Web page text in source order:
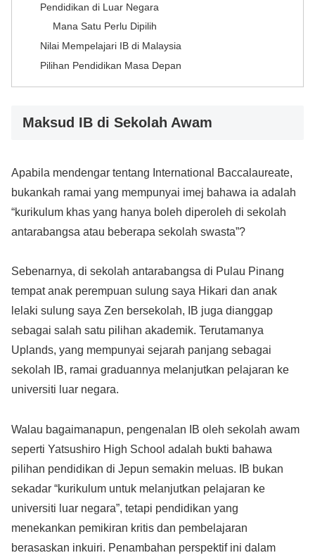
Pendidikan di Luar Negara
Mana Satu Perlu Dipilih
Nilai Mempelajari IB di Malaysia
Pilihan Pendidikan Masa Depan
Maksud IB di Sekolah Awam
Apabila mendengar tentang International Baccalaureate,
bukankah ramai yang mempunyai imej bahawa ia adalah
“kurikulum khas yang hanya boleh diperoleh di sekolah
antarabangsa atau beberapa sekolah swasta”?
Sebenarnya, di sekolah antarabangsa di Pulau Pinang
tempat anak perempuan sulung saya Hikari dan anak
lelaki sulung saya Zen bersekolah, IB juga dianggap
sebagai salah satu pilihan akademik. Terutamanya
Uplands, yang mempunyai sejarah panjang sebagai
sekolah IB, ramai graduannya melanjutkan pelajaran ke
universiti luar negara.
Walau bagaimanapun, pengenalan IB oleh sekolah awam
seperti Yatsushiro High School adalah bukti bahawa
pilihan pendidikan di Jepun semakin meluas. IB bukan
sekadar “kurikulum untuk melanjutkan pelajaran ke
universiti luar negara”, tetapi pendidikan yang
menekankan pemikiran kritis dan pembelajaran
berasaskan inkuiri. Penambahan perspektif ini dalam